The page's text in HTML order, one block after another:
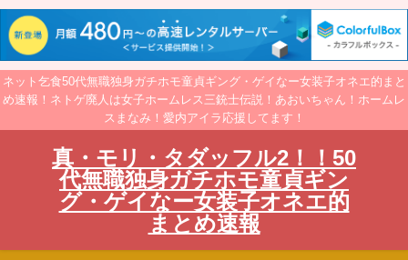
ネット乞食50代無職独身ガチホモ童貞ギング・ゲイなー女装子オネエ的まと
め速報！ネトゲ廃人は女子ホームレス三銃士伝説！あおいちゃん！ホームレ
スまなみ！愛内アイラ応援してます！
真・モリ・タダッフル2！！50
代無職独身ガチホモ童貞ギン
グ・ゲイなー女装子オネエ的
まとめ速報